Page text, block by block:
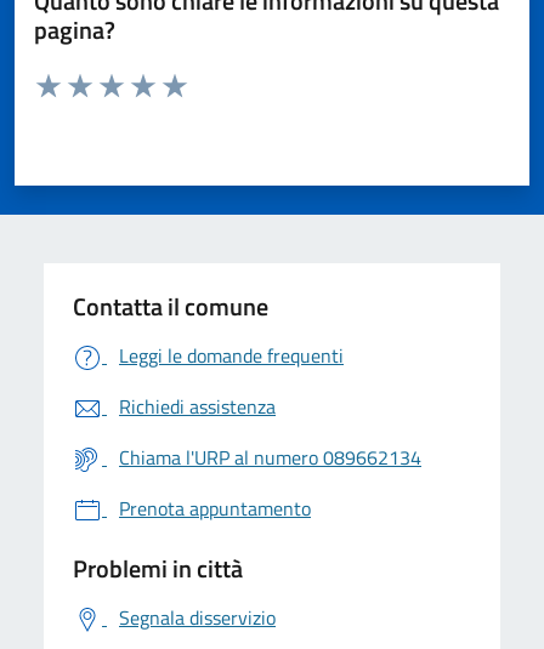
pagina?
Valuta da 1 a 5 stelle la pagina
Contatta il comune
Leggi le domande frequenti
Richiedi assistenza
Chiama l'URP al numero 089662134
Prenota appuntamento
Problemi in città
Segnala disservizio